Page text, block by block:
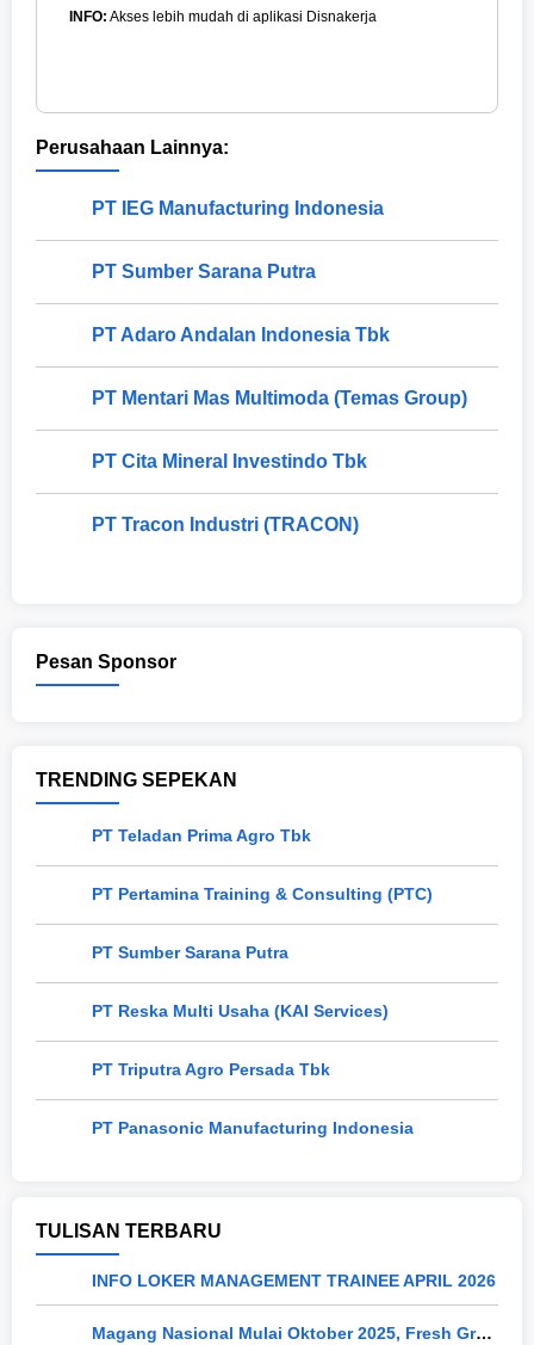
INFO: Akses lebih mudah di aplikasi Disnakerja
Perusahaan Lainnya:
PT IEG Manufacturing Indonesia
PT Sumber Sarana Putra
PT Adaro Andalan Indonesia Tbk
PT Mentari Mas Multimoda (Temas Group)
PT Cita Mineral Investindo Tbk
PT Tracon Industri (TRACON)
Pesan Sponsor
TRENDING SEPEKAN
PT Teladan Prima Agro Tbk
PT Pertamina Training & Consulting (PTC)
PT Sumber Sarana Putra
PT Reska Multi Usaha (KAI Services)
PT Triputra Agro Persada Tbk
PT Panasonic Manufacturing Indonesia
TULISAN TERBARU
INFO LOKER MANAGEMENT TRAINEE APRIL 2026
Magang Nasional Mulai Oktober 2025, Fresh Graduate Dapat Gaji UMP Selama 6 Bulan